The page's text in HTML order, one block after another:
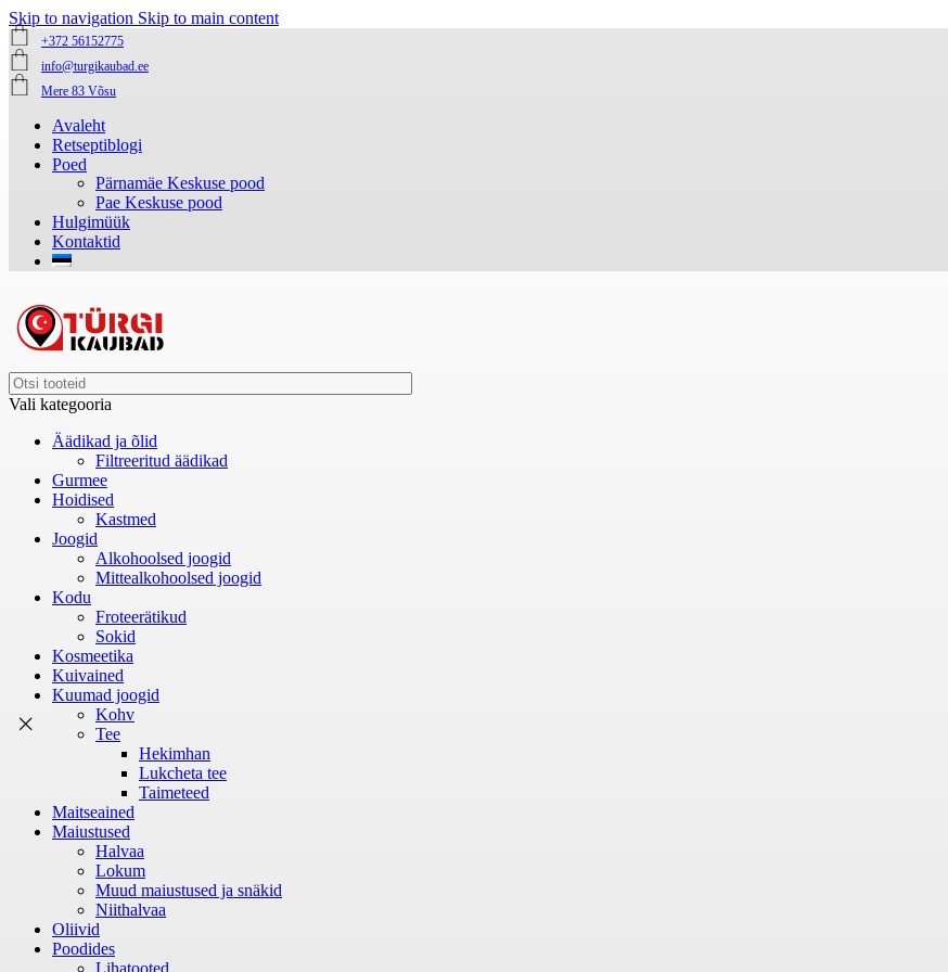
Skip to navigation Skip to main content
+372 56152775
info@turgikaubad.ee
Mere 83 Võsu
Avaleht
Retseptiblogi
Poed
Pärnamäe Keskuse pood
Pae Keskuse pood
Hulgimüük
Kontaktid
Vali kategooria
Äädikad ja õlid
Filtreeritud äädikad
Gurmee
Hoidised
Kastmed
Joogid
Alkohoolsed joogid
Mittealkohoolsed joogid
Kodu
Froteerätikud
Sokid
Kosmeetika
Kuivained
Kuumad joogid
Kohv
Tee
Hekimhan
Lukcheta tee
Taimeteed
Maitseained
Maiustused
Halvaa
Lokum
Muud maiustused ja snäkid
Niithalvaa
Oliivid
Poodides
Lihatooted